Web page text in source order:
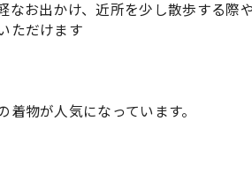
なお出かけ、近所を少し散歩する際
ただけます
物が人気になっています。